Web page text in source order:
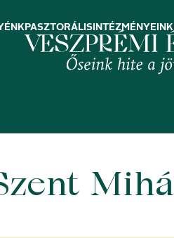
PASZTORÁLIS INTÉZMÉNYEINK